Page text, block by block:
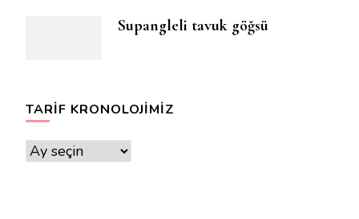
Supangleli tavuk göğsü
TARIF KRONOLOJIMIZ
Tarif